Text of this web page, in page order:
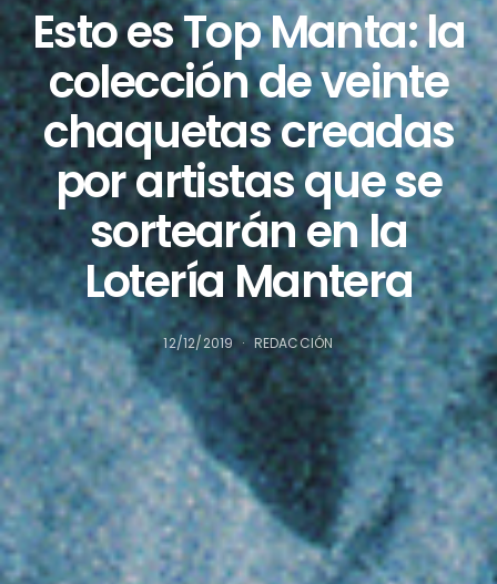
Esto es Top Manta: la
colección de veinte
chaquetas creadas
por artistas que se
sortearán en la
Lotería Mantera
12/12/2019 REDACCIÓN